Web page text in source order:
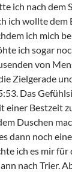
ich nach dem
ich wollte
ich mich
ich sogar
von
Zielgerade
Das
einer Bestzeit
Duschen
dann noch
ich es mir
nach Trier.